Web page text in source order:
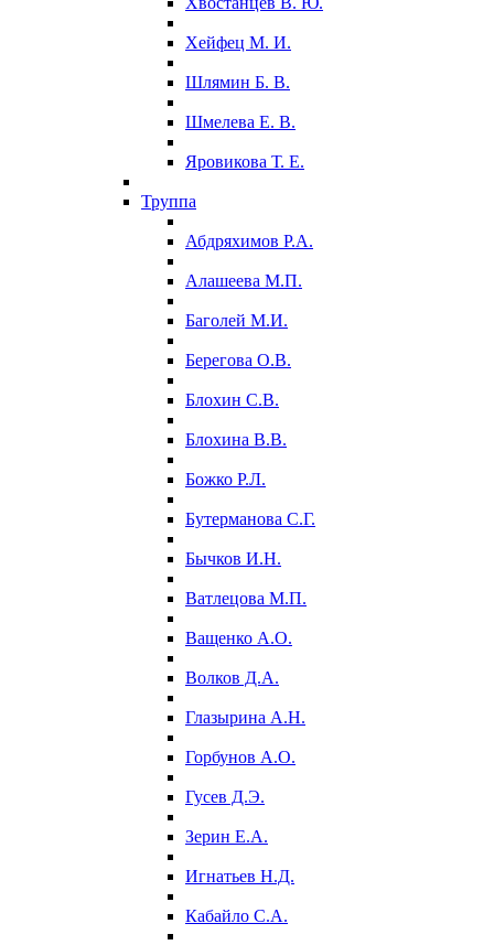
Хейфец М. И.
Шлямин Б. В.
Шмелева Е. В.
Яровикова Т. Е.
Труппа
Абдряхимов Р.А.
Алашеева М.П.
Баголей М.И.
Берегова О.В.
Блохин С.В.
Блохина В.В.
Божко Р.Л.
Бутерманова С.Г.
Бычков И.Н.
Ватлецова М.П.
Ващенко А.О.
Волков Д.А.
Глазырина А.Н.
Горбунов А.О.
Гусев Д.Э.
Зерин Е.А.
Игнатьев Н.Д.
Кабайло С.А.